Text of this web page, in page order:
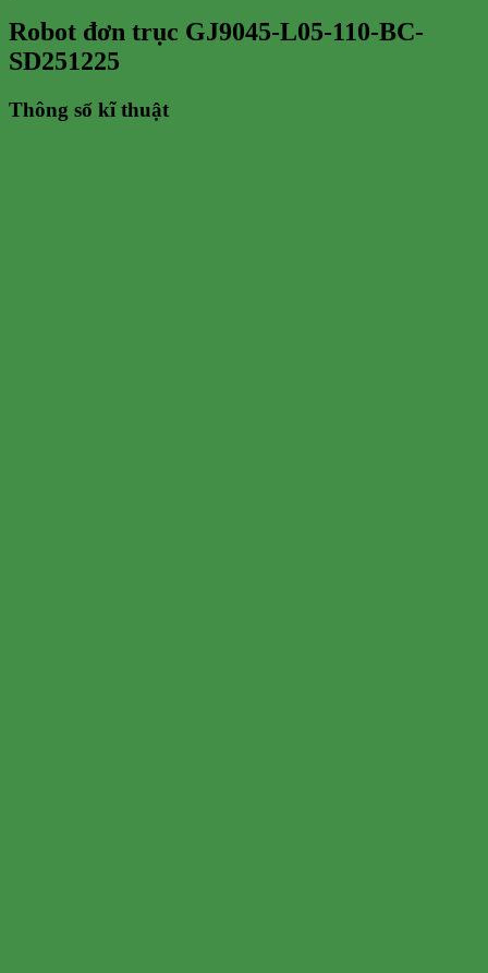
Robot đơn trục GJ9045-L05-110-BC-
SD251225
Thông số kĩ thuật